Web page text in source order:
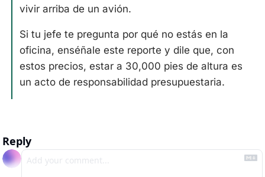
vivir arriba de un avión.
Si tu jefe te pregunta por qué no estás en la
oficina, enséñale este reporte y dile que, con
estos precios, estar a 30,000 pies de altura es
un acto de responsabilidad presupuestaria.
Reply